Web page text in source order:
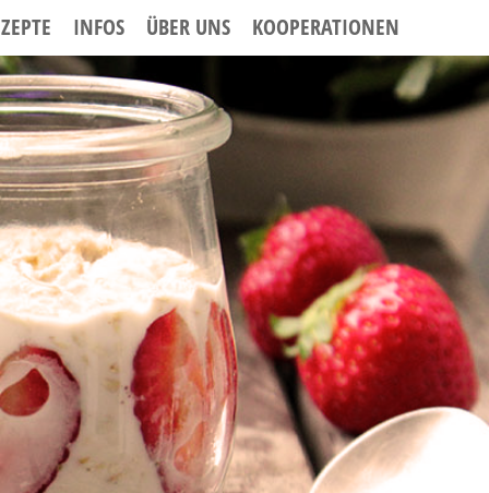
INFOS ÜBER UNS KOOPERATIONEN